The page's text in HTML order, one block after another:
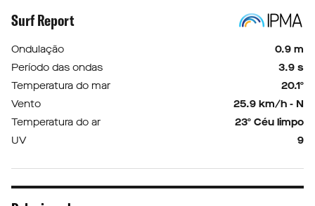
Surf Report
Ondulação
0.9 m
Período das ondas
3.9 s
Temperatura do mar
20.1º
Vento
25.9 km/h - N
Temperatura do ar
23º Céu limpo
UV
9